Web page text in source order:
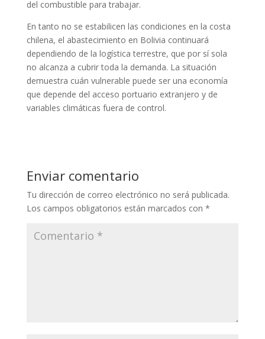
del combustible para trabajar.
En tanto no se estabilicen las condiciones en la costa
chilena, el abastecimiento en Bolivia continuará
dependiendo de la logística terrestre, que por sí sola
no alcanza a cubrir toda la demanda. La situación
demuestra cuán vulnerable puede ser una economía
que depende del acceso portuario extranjero y de
variables climáticas fuera de control.
Enviar comentario
Tu dirección de correo electrónico no será publicada.
Los campos obligatorios están marcados con *